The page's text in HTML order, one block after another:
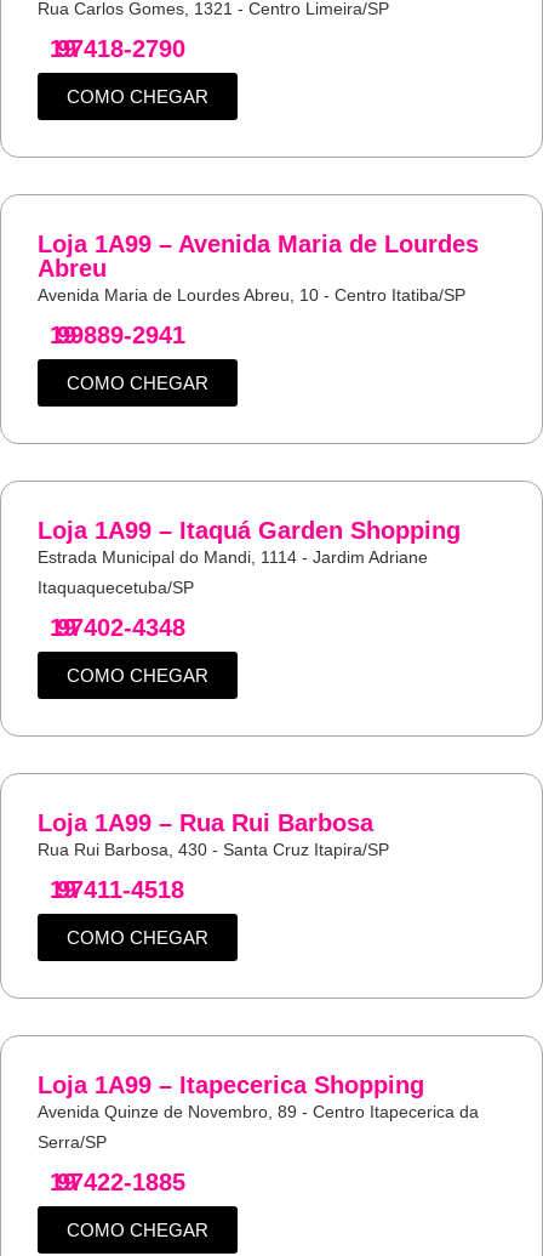
Rua Carlos Gomes, 1321 - Centro Limeira/SP
19
97418-2790
COMO CHEGAR
Loja 1A99 – Avenida Maria de Lourdes
Abreu
Avenida Maria de Lourdes Abreu, 10 - Centro Itatiba/SP
19
99889-2941
COMO CHEGAR
Loja 1A99 – Itaquá Garden Shopping
Estrada Municipal do Mandi, 1114 - Jardim Adriane
Itaquaquecetuba/SP
19
97402-4348
COMO CHEGAR
Loja 1A99 – Rua Rui Barbosa
Rua Rui Barbosa, 430 - Santa Cruz Itapira/SP
19
97411-4518
COMO CHEGAR
Loja 1A99 – Itapecerica Shopping
Avenida Quinze de Novembro, 89 - Centro Itapecerica da
Serra/SP
19
97422-1885
COMO CHEGAR